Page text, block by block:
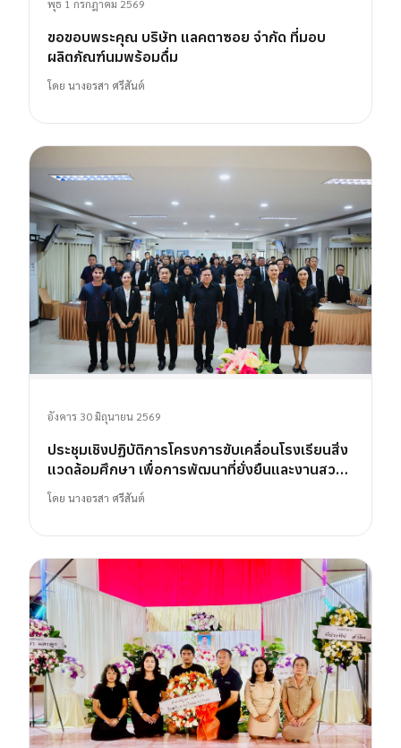
พุธ 1 กรกฎาคม 2569
ขอขอบพระคุณ บริษัท แลคตาซอย จำกัด ที่มอบ
ผลิตภัณฑ์นมพร้อมดื่ม
โดย นางอรสา ศรีสันต์
อังคาร 30 มิถุนายน 2569
ประชุมเชิงปฏิบัติการโครงการขับเคลื่อนโรงเรียนสิ่ง
แวดล้อมศึกษา เพื่อการพัฒนาที่ยั่งยืนและงานสวน
พฤกษศาสตร์โรงเรียน
โดย นางอรสา ศรีสันต์